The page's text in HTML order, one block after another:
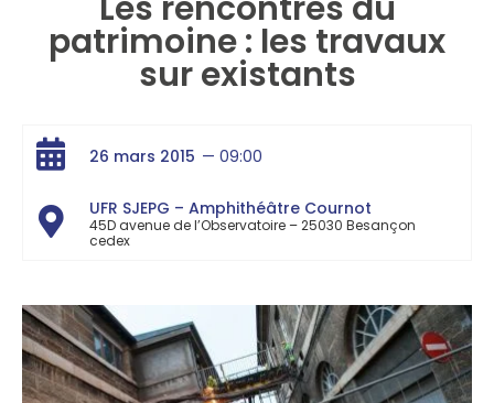
patrimoine : les travaux
sur existants
26 mars 2015 — 09:00
UFR SJEPG – Amphithéâtre Cournot
45D avenue de l’Observatoire – 25030 Besançon
cedex